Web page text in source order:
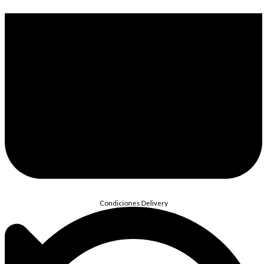
Condiciones Delivery